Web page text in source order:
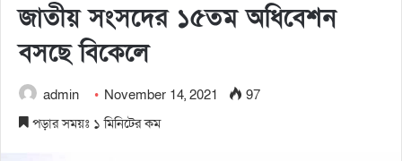
জাতীয় সংসদের ১৫তম অধিবেশন
বসছে বিকেলে
admin November 14, 2021
97
পড়ার সময়ঃ ১ মিনিটের কম